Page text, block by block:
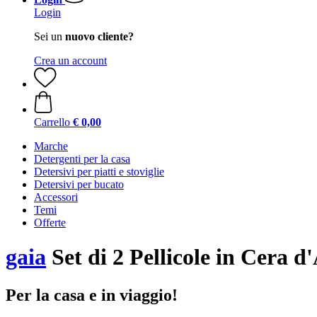
Login
Sei un nuovo cliente?
Crea un account
Carrello € 0,00
Marche
Detergenti per la casa
Detersivi per piatti e stoviglie
Detersivi per bucato
Accessori
Temi
Offerte
gaia Set di 2 Pellicole in Cera
Per la casa e in viaggio!